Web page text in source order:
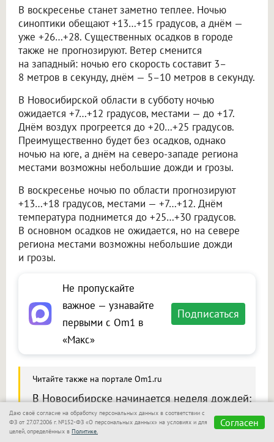
В воскресенье станет заметно теплее. Ночью
синоптики обещают +13…+15 градусов, а днём —
уже +26…+28. Существенных осадков в городе
также не прогнозируют. Ветер сменится
на западный: ночью его скорость составит 3–
8 метров в секунду, днём — 5–10 метров в секунду.
В Новосибирской области в субботу ночью
ожидается +7…+12 градусов, местами — до +17.
Днём воздух прогреется до +20…+25 градусов.
Преимущественно будет без осадков, однако
ночью на юге, а днём на северо-западе региона
местами возможны небольшие дожди и грозы.
В воскресенье ночью по области прогнозируют
+13…+18 градусов, местами — +7…+12. Днём
температура поднимется до +25…+30 градусов.
В основном осадков не ожидается, но на севере
региона местами возможны небольшие дожди
и грозы.
Не пропускайте
важное — узнавайте
первыми с Om1 в
«Макс»
Подписаться
Читайте также на портале Om1.ru
В Новосибирске начинается неделя дождей:
с четверга похолодает до +21
Даю своё согласие на обработку персональных данных в соответствии с
ФЗ от 27.07.2006 г. №152-ФЗ «О персональных данных» на условиях и для
целей, определённых в Политике.
Согласен